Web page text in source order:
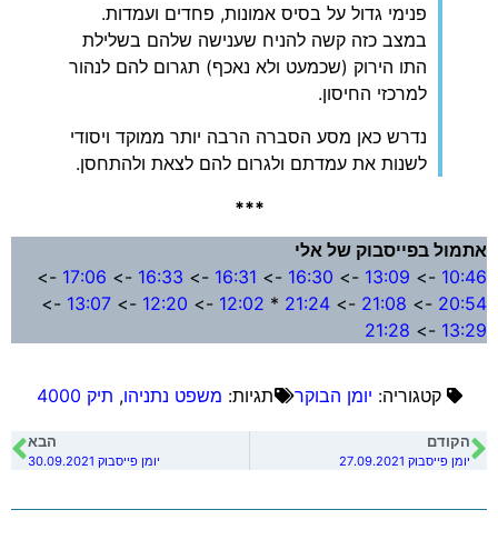
פנימי גדול על בסיס אמונות, פחדים ועמדות.
במצב כזה קשה להניח שענישה שלהם בשלילת
התו הירוק (שכמעט ולא נאכף) תגרום להם לנהור
למרכזי החיסון.
נדרש כאן מסע הסברה הרבה יותר ממוקד ויסודי
לשנות את עמדתם ולגרום להם לצאת ולהתחסן.
***
אתמול בפייסבוק של אלי
10:46
->
13:09
->
16:30
->
16:31
->
16:33
->
17:06
->
20:54
->
21:08
->
21:24
*
12:02
->
12:20
->
13:07
->
13:29
->
21:28
קטגוריה: יומן הבוקר תגיות: משפט נתניהו, תיק 4000
הקודם
יומן פייסבוק 27.09.2021
הבא
יומן פייסבוק 30.09.2021